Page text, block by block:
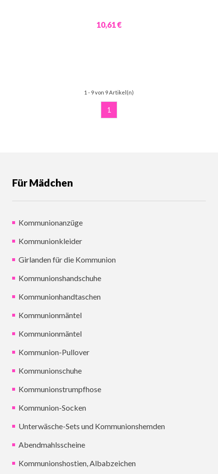
10,61 €
1 - 9 von 9 Artikel(n)
1
Für Mädchen
Kommunionanzüge
Kommunionkleider
Girlanden für die Kommunion
Kommunionshandschuhe
Kommunionhandtaschen
Kommunionmäntel
Kommunionmäntel
Kommunion-Pullover
Kommunionschuhe
Kommunionstrumpfhose
Kommunion-Socken
Unterwäsche-Sets und Kommunionshemden
Abendmahlsscheine
Kommunionshostien, Albabzeichen